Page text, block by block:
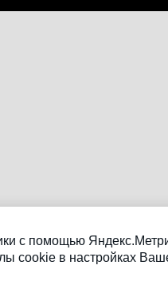
с помощью
cookie в настройках